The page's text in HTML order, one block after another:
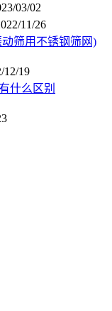
03/02
11/26
筛用不锈钢筛网)
12/19
什么区别